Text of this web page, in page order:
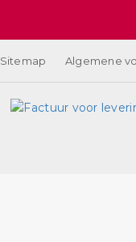
Sitemap Algemene